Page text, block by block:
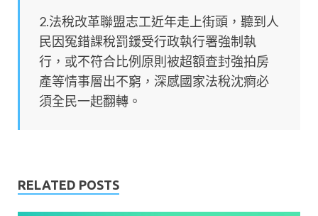
2.法稅改革聯盟志工近年走上街頭，聽到人
民因冤錯課稅罰鍰受行政執行署強制執
行，或不符合比例原則被超額查封強拍房
產等情事層出不窮，深感國家法稅沈痾必
須全民一起翻轉。
RELATED POSTS